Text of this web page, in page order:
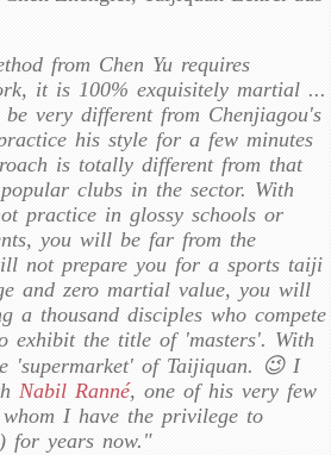
from Chen Yu requires
it is 100% exquisitely martial ...
very different from Chenjiagou's
his style for a few minutes
is totally different from that
clubs in the sector. With
practice in glossy schools or
you will be far from the
not prepare you for a sports taiji
and zero martial value, you will
a thousand disciples who compete
exhibit the title of 'masters'. With
'supermarket' of Taijiquan. 😉 I
Nabil Ranné, one of his very few
I have the privilege to
for years now."